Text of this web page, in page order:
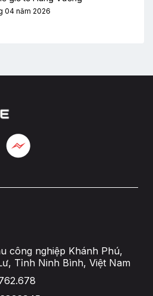
04 năm 2026
công nghiệp Khánh Phú,
Tỉnh Ninh Bình, Việt Nam